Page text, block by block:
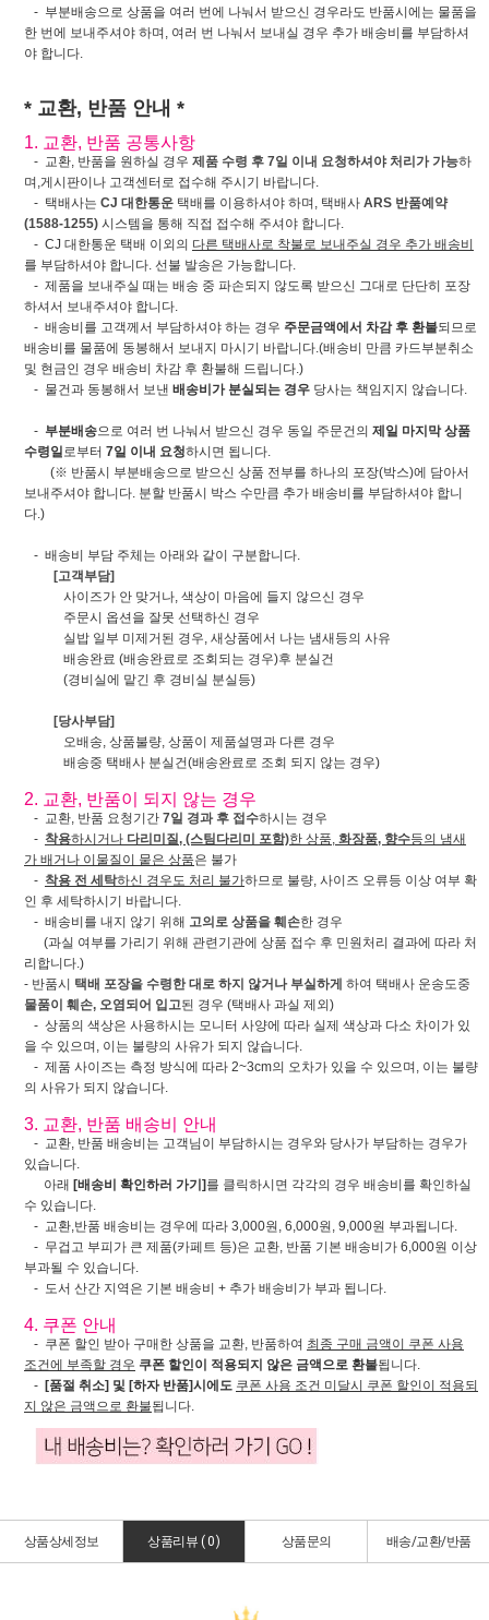
- 부분배송으로 상품을 여러 번에 나눠서 받으신 경우라도 반품시에는 물품을
한 번에 보내주셔야 하며, 여러 번 나눠서 보내실 경우 추가 배송비를 부담하셔
야 합니다.
* 교환, 반품 안내 *
1. 교환, 반품 공통사항
- 교환, 반품을 원하실 경우 제품 수령 후 7일 이내 요청하셔야 처리가 가능하
며,게시판이나 고객센터로 접수해 주시기 바랍니다.
- 택배사는 CJ 대한통운 택배를 이용하셔야 하며, 택배사 ARS 반품예약
(1588-1255) 시스템을 통해 직접 접수해 주셔야 합니다.
- CJ 대한통운 택배 이외의 다른 택배사로 착불로 보내주실 경우 추가 배송비
를 부담하셔야 합니다. 선불 발송은 가능합니다.
- 제품을 보내주실 때는 배송 중 파손되지 않도록 받으신 그대로 단단히 포장
하셔서 보내주셔야 합니다.
- 배송비를 고객께서 부담하셔야 하는 경우 주문금액에서 차감 후 환불되므로
배송비를 물품에 동봉해서 보내지 마시기 바랍니다.(배송비 만큼 카드부분취소
및 현금인 경우 배송비 차감 후 환불해 드립니다.)
- 물건과 동봉해서 보낸 배송비가 분실되는 경우 당사는 책임지지 않습니다.
- 부분배송으로 여러 번 나눠서 받으신 경우 동일 주문건의 제일 마지막 상품
수령일로부터 7일 이내 요청하시면 됩니다.
(※ 반품시 부분배송으로 받으신 상품 전부를 하나의 포장(박스)에 담아서
보내주셔야 합니다. 분할 반품시 박스 수만큼 추가 배송비를 부담하셔야 합니
다.)
- 배송비 부담 주체는 아래와 같이 구분합니다.
[고객부담]
사이즈가 안 맞거나, 색상이 마음에 들지 않으신 경우
주문시 옵션을 잘못 선택하신 경우
실밥 일부 미제거된 경우, 새상품에서 나는 냄새등의 사유
배송완료 (배송완료로 조회되는 경우)후 분실건
(경비실에 맡긴 후 경비실 분실등)
[당사부담]
오배송, 상품불량, 상품이 제품설명과 다른 경우
배송중 택배사 분실건(배송완료로 조회 되지 않는 경우)
2. 교환, 반품이 되지 않는 경우
- 교환, 반품 요청기간 7일 경과 후 접수하시는 경우
- 착용하시거나 다리미질, (스팀다리미 포함)한 상품, 화장품, 향수등의 냄새
가 배거나 이물질이 뭍은 상품은 불가
- 착용 전 세탁하신 경우도 처리 불가하므로 불량, 사이즈 오류등 이상 여부 확
인 후 세탁하시기 바랍니다.
- 배송비를 내지 않기 위해 고의로 상품을 훼손한 경우
(과실 여부를 가리기 위해 관련기관에 상품 접수 후 민원처리 결과에 따라 처
리합니다.)
- 반품시 택배 포장을 수령한 대로 하지 않거나 부실하게 하여 택배사 운송도중
물품이 훼손, 오염되어 입고된 경우 (택배사 과실 제외)
- 상품의 색상은 사용하시는 모니터 사양에 따라 실제 색상과 다소 차이가 있
을 수 있으며, 이는 불량의 사유가 되지 않습니다.
- 제품 사이즈는 측정 방식에 따라 2~3cm의 오차가 있을 수 있으며, 이는 불량
의 사유가 되지 않습니다.
3. 교환, 반품 배송비 안내
- 교환, 반품 배송비는 고객님이 부담하시는 경우와 당사가 부담하는 경우가
있습니다.
아래 [배송비 확인하러 가기] 를 클릭하시면 각각의 경우 배송비를 확인하실
수 있습니다.
- 교환,반품 배송비는 경우에 따라 3,000원, 6,000원, 9,000원 부과됩니다.
- 무겁고 부피가 큰 제품(카페트 등)은 교환, 반품 기본 배송비가 6,000원 이상
부과될 수 있습니다.
- 도서 산간 지역은 기본 배송비 + 추가 배송비가 부과 됩니다.
4. 쿠폰 안내
- 쿠폰 할인 받아 구매한 상품을 교환, 반품하여 최종 구매 금액이 쿠폰 사용
조건에 부족할 경우 쿠폰 할인이 적용되지 않은 금액으로 환불됩니다.
- [품절 취소] 및 [하자 반품]시에도 쿠폰 사용 조건 미달시 쿠폰 할인이 적용되
지 않은 금액으로 환불됩니다.
상품상세정보 상품리뷰 ( 0) 상품문의 배송/교환/반품